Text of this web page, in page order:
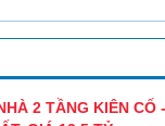
2 TẦNG KIÊN CỐ